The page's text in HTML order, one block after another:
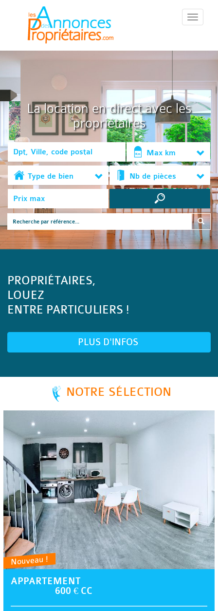
::Menu::
La location en direct avec les
propriétaires
Max km
Type de bien Nb de pièces
PROPRIÉTAIRES,
LOUEZ
ENTRE PARTICULIERS !
PLUS D'INFOS
NOTRE SÉLECTION
Nouveau !
APPARTEMENT
600 € CC